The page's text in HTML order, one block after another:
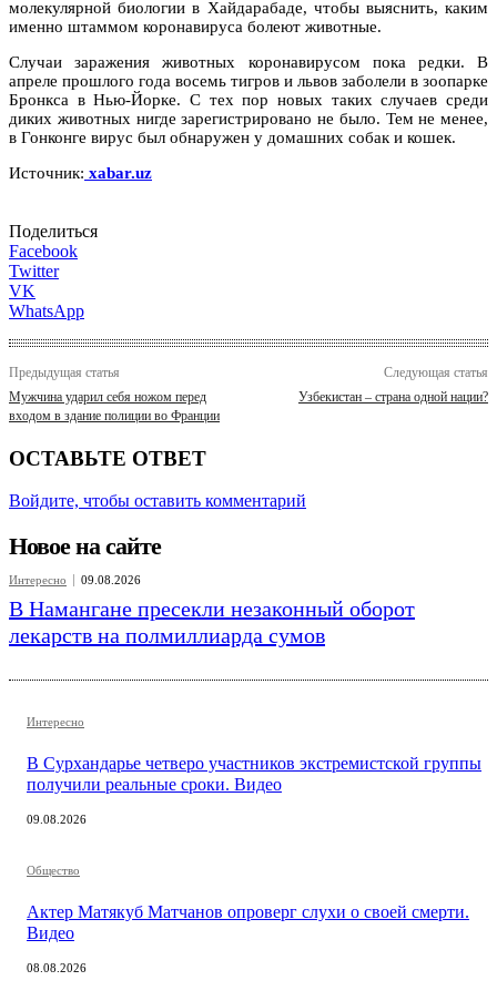
молекулярной биологии в Хайдарабаде, чтобы выяснить, каким
именно штаммом коронавируса болеют животные.
Случаи заражения животных коронавирусом пока редки. В
апреле прошлого года восемь тигров и львов заболели в зоопарке
Бронкса в Нью-Йорке. С тех пор новых таких случаев среди
диких животных нигде зарегистрировано не было. Тем не менее,
в Гонконге вирус был обнаружен у домашних собак и кошек.
Источник: xabar.uz
Поделиться
Facebook
Twitter
VK
WhatsApp
Предыдущая статья
Мужчина ударил себя ножом перед
входом в здание полиции во Франции
Следующая статья
Узбекистан – страна одной нации?
ОСТАВЬТЕ ОТВЕТ
Войдите, чтобы оставить комментарий
Новое на сайте
Интересно 09.08.2026
В Намангане пресекли незаконный оборот
лекарств на полмиллиарда сумов
Интересно
В Сурхандарье четверо участников экстремистской группы
получили реальные сроки. Видео
09.08.2026
Общество
Актер Матякуб Матчанов опроверг слухи о своей смерти.
Видео
08.08.2026